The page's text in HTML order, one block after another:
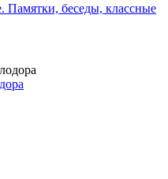
Памятки, беседы, классные